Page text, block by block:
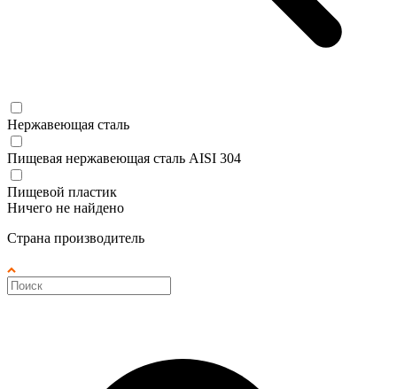
Нержавеющая сталь
Пищевая нержавеющая сталь AISI 304
Пищевой пластик
Ничего не найдено
Страна производитель